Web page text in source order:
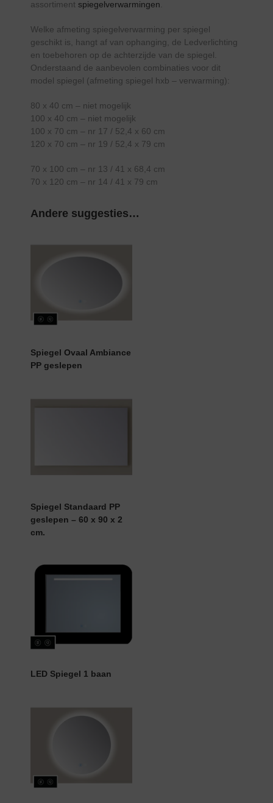
assortiment spiegelverwarmingen
Welke afmeting spiegelverwarming per spiegel
geschikt is, hangt af van ophanging, de Ledverlichting
en toebehoren op de achterzijde van de spiegel.
Onderstaand de aanbevolen combinaties voor dit
model spiegel (afmeting spiegel hxb – verwarming):
80 x 40 cm – niet mogelijk
100 x 40 cm – niet mogelijk
100 x 70 cm – nr 17 / 52,4 x 60 cm
120 x 70 cm – nr 19 / 52,4 x 79 cm
70 x 100 cm – nr 13 / 41 x 68,4 cm
70 x 120 cm – nr 14 / 41 x 79 cm
Andere suggesties…
Spiegel Ovaal Ambiance
PP geslepen
Spiegel Standaard PP
geslepen – 60 x 90 x 2
cm.
LED Spiegel 1 baan